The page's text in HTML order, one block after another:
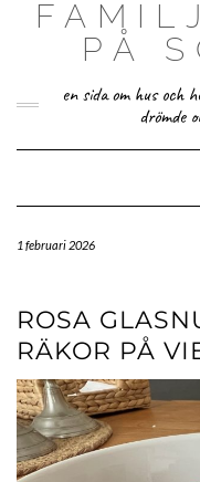
PÅ
en sida om hus och
drömde
1 februari 2026
ROSA
RÄKOR PÅ